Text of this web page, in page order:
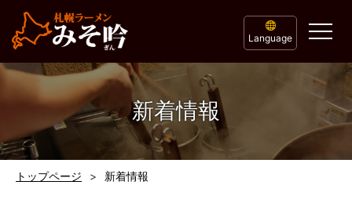
Language
新着情報
トップページ 新着情報